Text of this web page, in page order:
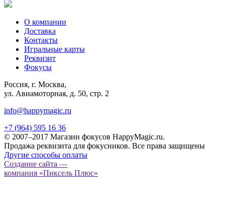
О компании
Доставка
Контакты
Игральные карты
Реквизит
Фокусы
Россия, г. Москва,
ул. Авиамоторная, д. 50, стр. 2
info@happymagic.ru
+7 (964) 595 16 36
© 2007–2017 Магазин фокусов HappyMagic.ru.
Продажа реквизита для фокусников. Все права защищены
Другие способы оплаты
Создание сайта —
компания «Пиксель Плюс»